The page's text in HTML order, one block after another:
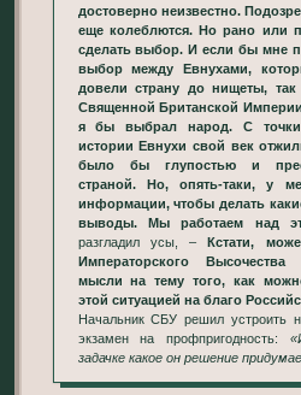
достоверно неизвестно.
еще колеблются. Но рано или
сделать выбор. И если бы мне
выбор между Евнухами,
довели страну до нищеты,
Священной Британской
я бы выбрал народ. С точки
истории Евнухи свой век
было бы глупостью и
страной. Но, опять-таки, у
информации, чтобы делать
выводы. Мы работаем над
разгладил усы, –
Кстати,
Императорского
мысли на тему того, как
этой ситуацией на благо
Начальник СБУ решил устроить
экзамен на профпригодность:
задачке какое он решение